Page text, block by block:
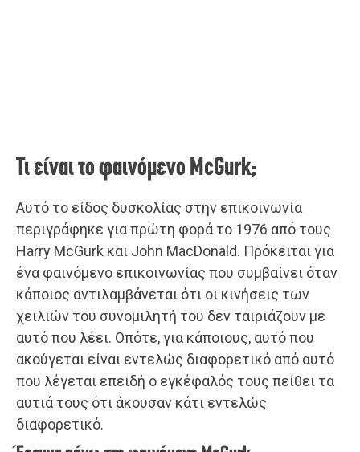
Τι είναι το φαινόμενο McGurk;
Αυτό το είδος δυσκολίας στην επικοινωνία
περιγράφηκε για πρώτη φορά το 1976 από τους
Harry McGurk και John MacDonald. Πρόκειται για
ένα φαινόμενο επικοινωνίας που συμβαίνει όταν
κάποιος αντιλαμβάνεται ότι οι κινήσεις των
χειλιών του συνομιλητή του δεν ταιριάζουν με
αυτό που λέει. Οπότε, για κάποιους, αυτό που
ακούγεται είναι εντελώς διαφορετικό από αυτό
που λέγεται επειδή ο εγκέφαλός τους πείθει τα
αυτιά τους ότι άκουσαν κάτι εντελώς
διαφορετικό.